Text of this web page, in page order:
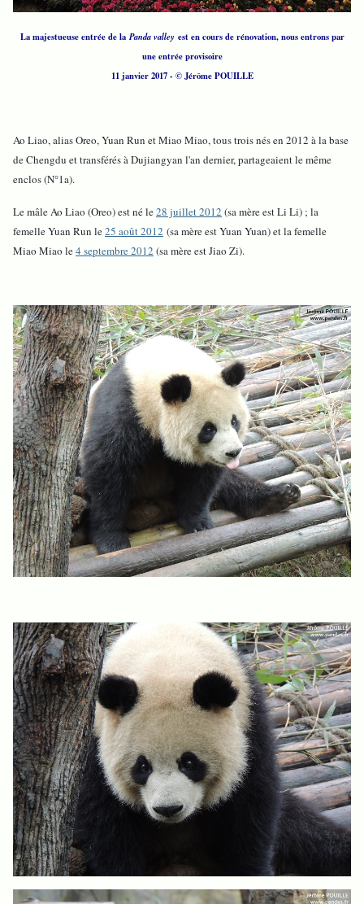
La majestueuse entrée de laPanda valley est en cours de rénovation, nous entrons par
une entrée provisoire
11 janvier 2017 - © Jérôme POUILLE
Ao Liao, alias Oreo, Yuan Run et Miao Miao, tous trois nés en 2012 à la base
de Chengdu et transférés à Dujiangyan l'an dernier, partageaient le même
enclos (N°1a).
Le mâle Ao Liao (Oreo) est né le28 juillet 2012 (sa mère est Li Li) ; la
femelle Yuan Run le25 août 2012 (sa mère est Yuan Yuan) et la femelle
Miao Miao le4 septembre 2012 (sa mère est Jiao Zi).